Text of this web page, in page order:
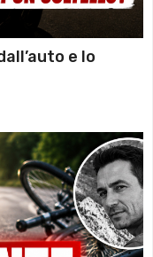
e lo